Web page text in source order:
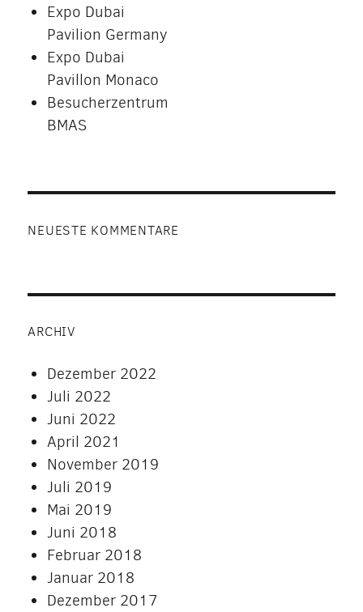
Expo Dubai
Pavilion Germany
Expo Dubai
Pavillon Monaco
Besucherzentrum
BMAS
NEUESTE KOMMENTARE
ARCHIV
Dezember 2022
Juli 2022
Juni 2022
April 2021
November 2019
Juli 2019
Mai 2019
Juni 2018
Februar 2018
Januar 2018
Dezember 2017